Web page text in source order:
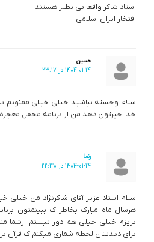
استاد شاکر واقعا بی نظیر هستند
افتخار ایران اسلامی
حسین
1404-01-14 در 23:17
سلام وخسته نباشید خیلی خیلی ممنونم
خدا خیرتون دهد من از برنامه محفل معجزه
رضا
1404-01-14 در 22:30
سلام استاد عزیز آقای شاکرنژاد من
هرسال ماه مبارک بخاطر ک ببینمتون
بریزم خیلی خیلی هم دور نیستم ازشما
برای دیدنتان لحظه شماری میکنم ک قرآن